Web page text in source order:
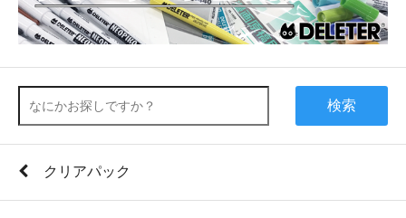
検索
クリアパック